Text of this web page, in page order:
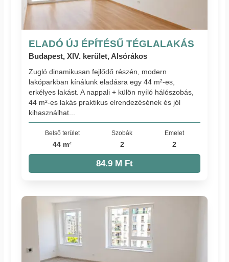
ELADÓ ÚJ ÉPÍTÉSŰ TÉGLALAKÁS
Budapest, XIV. kerület, Alsórákos
Zugló dinamikusan fejlődő részén, modern
lakóparkban kínálunk eladásra egy 44 m²-es,
erkélyes lakást. A nappali + külön nyíló hálószobás,
44 m²-es lakás praktikus elrendezésének és jól
kihasználhat...
Belső terület
44 m²
Szobák
2
Emelet
2
84.9 M Ft